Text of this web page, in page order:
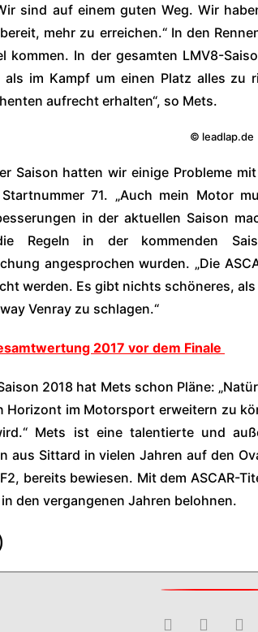
sind auf einem guten Weg. Wir
mehr zu erreichen.“ In den
kommen. In der gesamten LMV8-
im Kampf um einen Platz alles zu
aufrecht erhalten“, so Mets.
© leadlap.de
Saison hatten wir einige Probleme
71. „Auch mein Motor
in der aktuellen Saison
Regeln in der kommenden
angesprochen wurden. „Die
werden. Es gibt nichts schöneres,
Venray zu schlagen.“
2017 vor dem Finale
2018 hat Mets schon Pläne:
Horizont im Motorsport erweitern zu
Mets ist eine talentierte und
aus Sittard in vielen Jahren auf den
bereits bewiesen. Mit dem ASCAR-
den vergangenen Jahren belohnen.